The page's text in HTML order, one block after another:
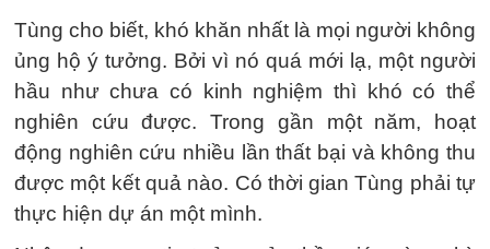
Tùng cho biết, khó khăn nhất là mọi người không
ủng hộ ý tưởng. Bởi vì nó quá mới lạ, một người
hầu như chưa có kinh nghiệm thì khó có thể
nghiên cứu được. Trong gần một năm, hoạt
động nghiên cứu nhiều lần thất bại và không thu
được một kết quả nào. Có thời gian Tùng phải tự
thực hiện dự án một mình.